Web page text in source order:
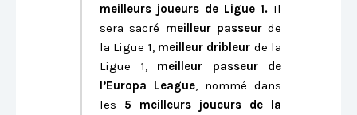
meilleurs joueurs de Ligue 1. Il
sera sacré meilleur passeur de
la Ligue 1, meilleur dribleur de la
Ligue 1, meilleur passeur de
l’Europa League , nommé dans
les 5 meilleurs joueurs de la